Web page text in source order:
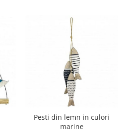
Pesti din lemn in culori
marine